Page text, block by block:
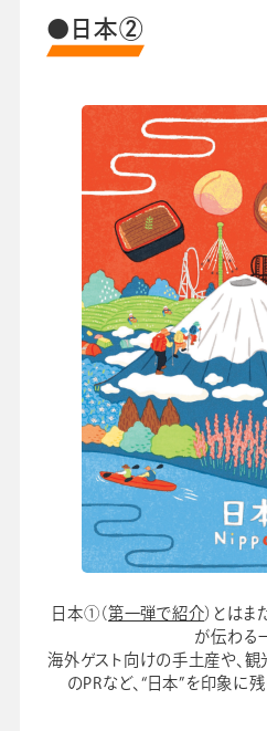
●日本②
日本①（第一弾で紹介）とは
が伝わる
海外ゲスト向けの手土産や、観
のPRなど、“日本”を印象に